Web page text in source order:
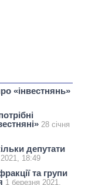
«інвестнянь»
28 січня
депутати
18:49
та групи
1 березня 2021,